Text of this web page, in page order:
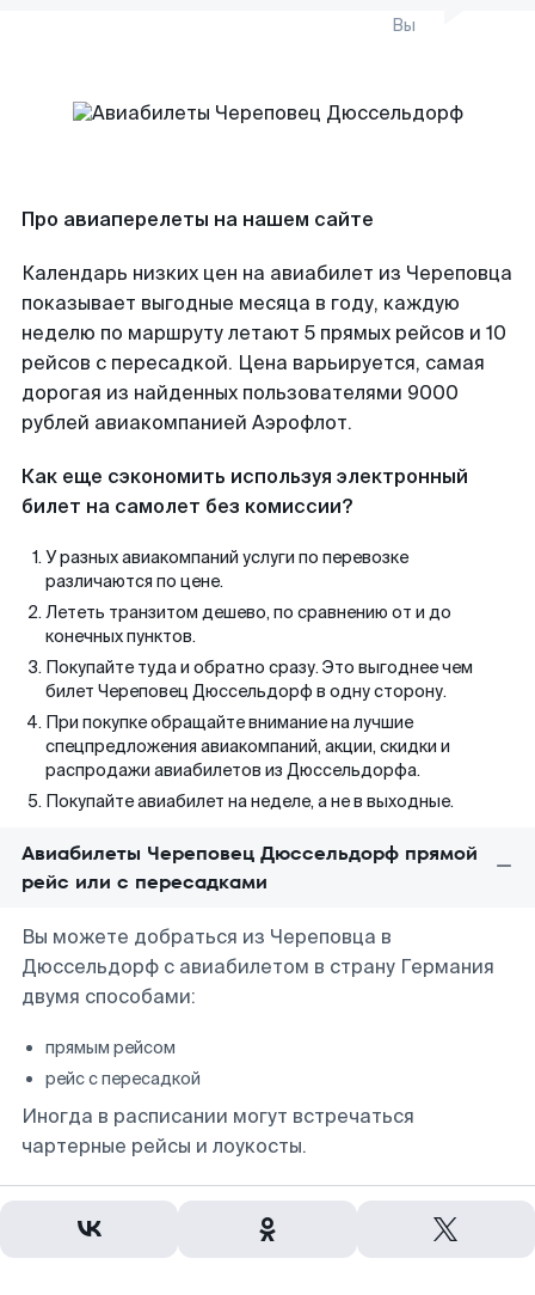
Вы
Про авиаперелеты на нашем сайте
Календарь низких цен на авиабилет из Череповца
показывает выгодные месяца в году, каждую
неделю по маршруту летают 5 прямых рейсов и 10
рейсов с пересадкой. Цена варьируется, самая
дорогая из найденных пользователями 9000
рублей авиакомпанией Аэрофлот.
Как еще сэкономить используя электронный
билет на самолет без комиссии?
У разных авиакомпаний услуги по перевозке
различаются по цене.
Лететь транзитом дешево, по сравнению от и до
конечных пунктов.
Покупайте туда и обратно сразу. Это выгоднее чем
билет Череповец Дюссельдорф в одну сторону.
При покупке обращайте внимание на лучшие
спецпредложения авиакомпаний, акции, скидки и
распродажи авиабилетов из Дюссельдорфа.
Покупайте авиабилет на неделе, а не в выходные.
Авиабилеты Череповец Дюссельдорф прямой
рейс или с пересадками
Вы можете добраться из Череповца в
Дюссельдорф с авиабилетом в страну Германия
двумя способами:
прямым рейсом
рейс с пересадкой
Иногда в расписании могут встречаться
чартерные рейсы и лоукосты.